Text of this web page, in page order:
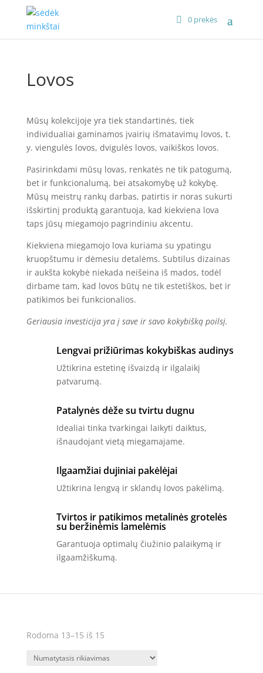
0 prekės
Lovos
Mūsų kolekcijoje yra tiek standartinės, tiek
individualiai gaminamos įvairių išmatavimų lovos, t.
y. viengulės lovos, dvigulės lovos, vaikiškos lovos.
Pasirinkdami mūsų lovas, renkatės ne tik patogumą,
bet ir funkcionalumą, bei atsakomybę už kokybę.
Mūsų meistrų rankų darbas, patirtis ir noras sukurti
išskirtinį produktą garantuoja, kad kiekviena lova
taps jūsų miegamojo pagrindiniu akcentu.
Kiekviena miegamojo lova kuriama su ypatingu
kruopštumu ir dėmesiu detalėms. Subtilus dizainas
ir aukšta kokybė niekada neišeina iš mados, todėl
dirbame tam, kad lovos būtų ne tik estetiškos, bet ir
patikimos bei funkcionalios.
Geriausia investicija yra į save ir savo kokybišką poilsį.
Lengvai prižiūrimas kokybiškas audinys
Užtikrina estetinę išvaizdą ir ilgalaikį
patvarumą.
Patalynės dėže su tvirtu dugnu
Idealiai tinka tvarkingai laikyti daiktus,
išnaudojant vietą miegamajame.
Ilgaamžiai dujiniai pakėlėjai
Užtikrina lengvą ir sklandų lovos pakėlimą.
Tvirtos ir patikimos metalinės grotelės
su beržinėmis lamelėmis
Garantuoja optimalų čiužinio palaikymą ir
ilgaamžiškumą.
Rodoma 13–15 iš 15